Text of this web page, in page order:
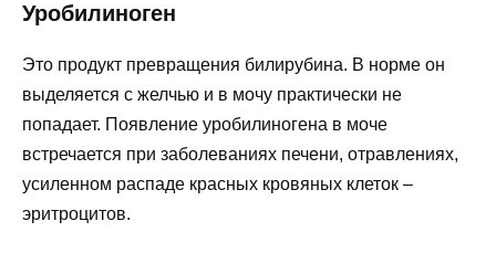
Уробилиноген
Это продукт превращения билирубина. В норме он
выделяется с желчью и в мочу практически не
попадает. Появление уробилиногена в моче
встречается при заболеваниях печени, отравлениях,
усиленном распаде красных кровяных клеток –
эритроцитов.